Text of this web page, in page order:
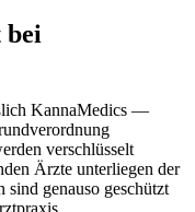
bei
KannaMedics —
verschlüsselt
Ärzte unterliegen der
genauso geschützt